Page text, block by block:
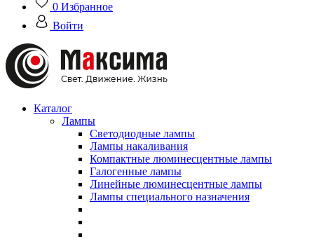
0 Избранное
Войти
Каталог
Лампы
Светодиодные лампы
Лампы накаливания
Компактные люминесцентные лампы
Галогенные лампы
Линейные люминесцентные лампы
Лампы специального назначения